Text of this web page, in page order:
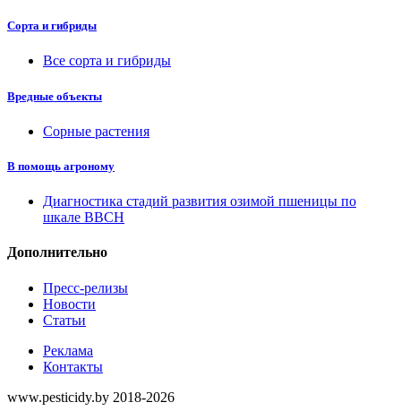
Сорта и гибриды
Все сорта и гибриды
Вредные объекты
Сорные растения
В помощь агроному
Диагностика стадий развития озимой пшеницы по
шкале ВВСН
Дополнительно
Пресс-релизы
Новости
Статьи
Реклама
Контакты
www.pesticidy.by 2018-2026